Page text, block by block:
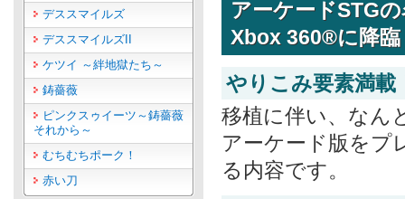
デススマイルズ
デススマイルズII
ケツイ ～絆地獄たち～
鋳薔薇
ピンクスゥイーツ～鋳薔薇
それから～
むちむちポーク！
赤い刀
アーケードSTG
Xbox 360®に降臨
やりこみ要素満載
移植に伴い、なん
アーケード版をプ
る内容です。